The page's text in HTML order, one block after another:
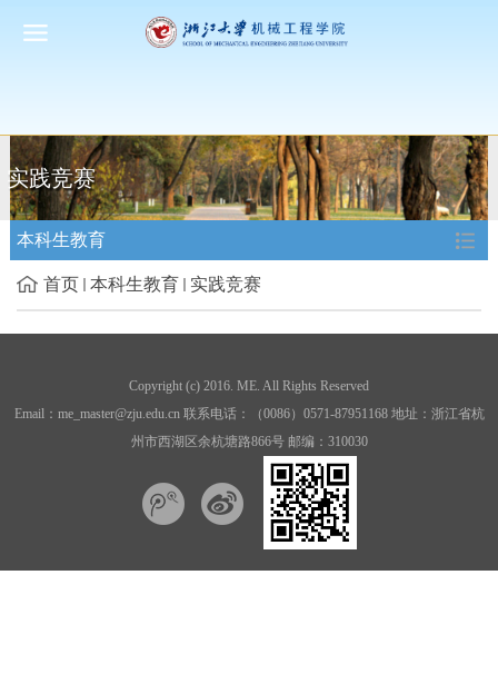
实践竞赛
本科生教育
首页 本科生教育 实践竞赛
Copyright (c) 2016. ME. All Rights Reserved
Email：me_master@zju.edu.cn 联系电话：（0086）0571-87951168 地址：浙江省杭
州市西湖区余杭塘路866号 邮编：310030